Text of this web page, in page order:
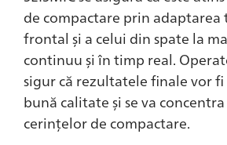
de compactare prin
frontal și a celui din spate la
continuu și în timp real.
sigur că rezultatele finale vor fi
bună calitate și se va
cerințelor de compactare.